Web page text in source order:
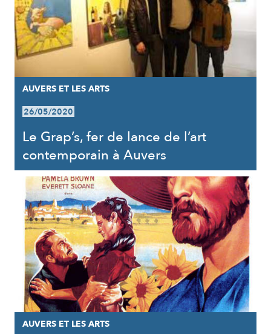
AUVERS ET LES ARTS
26/05/2020
Le Grap’s, fer de lance de l’art
contemporain à Auvers
AUVERS ET LES ARTS